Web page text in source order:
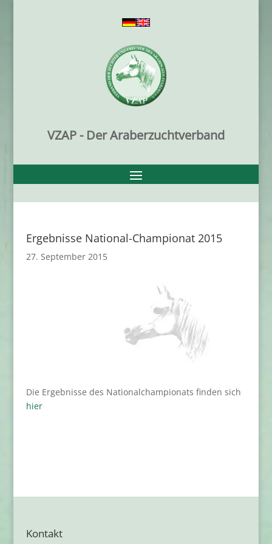
VZAP - Der Araberzuchtverband
Ergebnisse National-Championat 2015
27. September 2015
Die Ergebnisse des Nationalchampionats finden sich
hier
Kontakt